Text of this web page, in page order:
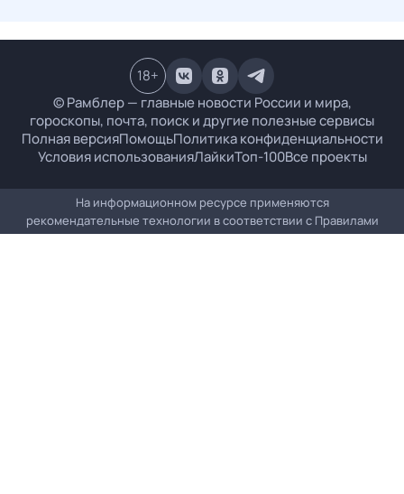
© Рамблер — главные новости России и мира,
гороскопы, почта, поиск и другие полезные сервисы
Полная версияПомощьПолитика конфиденциальности
Условия использованияЛайкиТоп-100Все проекты
18+
На информационном ресурсе применяются
рекомендательные технологии в соответствии с Правилами